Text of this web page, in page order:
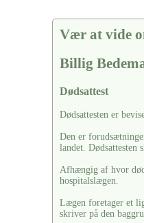
Vær at vide
Billig
Dødsattest
Dødsattesten er
Den er
landet. Dødsattesten
Afhængig af hvor
hospitalslægen.
Lægen foretager et
skriver på den